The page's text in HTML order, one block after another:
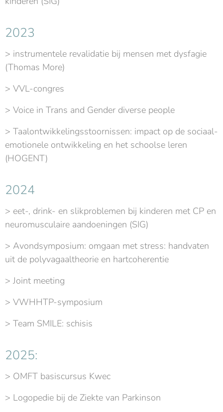
2023
> instrumentele revalidatie bij mensen met dysfagie
(Thomas More)
> VVL-congres
> Voice in Trans and Gender diverse people
> Taalontwikkelingsstoornissen: impact op de sociaal-
emotionele ontwikkeling en het schoolse leren
(HOGENT)
2024
> eet-, drink- en slikproblemen bij kinderen met CP en
neuromusculaire aandoeningen (SIG)
> Avondsymposium: omgaan met stress: handvaten
uit de polyvagaaltheorie en hartcoherentie
> Joint meeting
> VWHHTP-symposium
> Team SMILE: schisis
2025:
> OMFT basiscursus Kwec
> Logopedie bij de Ziekte van Parkinson